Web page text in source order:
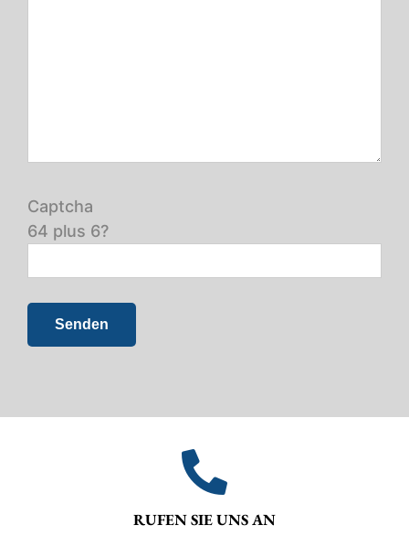
Captcha
64 plus 6?
RUFEN SIE UNS AN